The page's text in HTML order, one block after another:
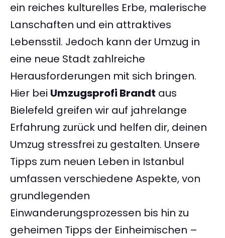
ein reiches kulturelles Erbe, malerische
Lanschaften und ein attraktives
Lebensstil. Jedoch kann der Umzug in
eine neue Stadt zahlreiche
Herausforderungen mit sich bringen.
Hier bei Umzugsprofi Brandt aus
Bielefeld greifen wir auf jahrelange
Erfahrung zurück und helfen dir, deinen
Umzug stressfrei zu gestalten. Unsere
Tipps zum neuen Leben in Istanbul
umfassen verschiedene Aspekte, von
grundlegenden
Einwanderungsprozessen bis hin zu
geheimen Tipps der Einheimischen –